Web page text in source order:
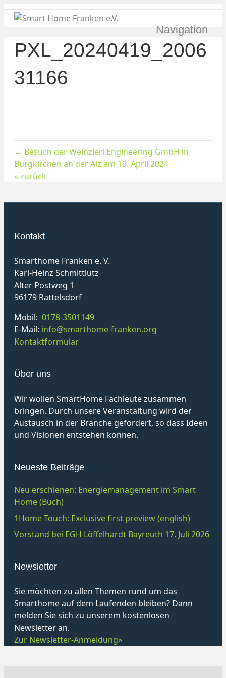
Navigation
PXL_20240419_2006
31166
← Besuch der Weinzierl Engineering GmbH in
Burgkirchen an der Alz am 19. April 2024
« zurück
Kontakt
Smarthome Franken e. V.
Karl-Heinz Schmittlutz
Alter Postweg 1
96179 Rattelsdorf
Mobil: 0178-3501149
E-Mail: info@smarthome-franken.org
Kontaktformular
Über uns
Wir wollen SmartHome Fachleute zusammen
bringen. Durch unsere Veranstaltung wird der
Austausch in der Branche gefördert, so dass Ideen
und Visionen entstehen können.
Neueste Beiträge
Neu erschienen: Energiemanagement im Smart
Home (Buch)
1Home Touch: Exclusive first preview (english)
Vorstand bei EGH Löffelhardt Bayreuth 17. Juli 2026
Newsletter
Sie möchten zu allen Themen rund um das
Smarthome auf dem Laufenden bleiben? Dann
melden Sie sich zu unserem kostenlosen
Newsletter an.
Zur Newsletter-Anmeldung»